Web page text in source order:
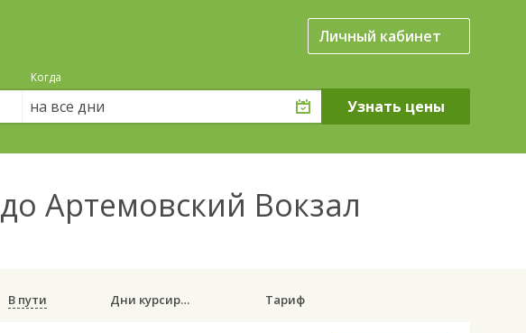
Личный кабинет
Когда
на все дни
Артемовский Вокзал
В пути Дни курсирования Тариф